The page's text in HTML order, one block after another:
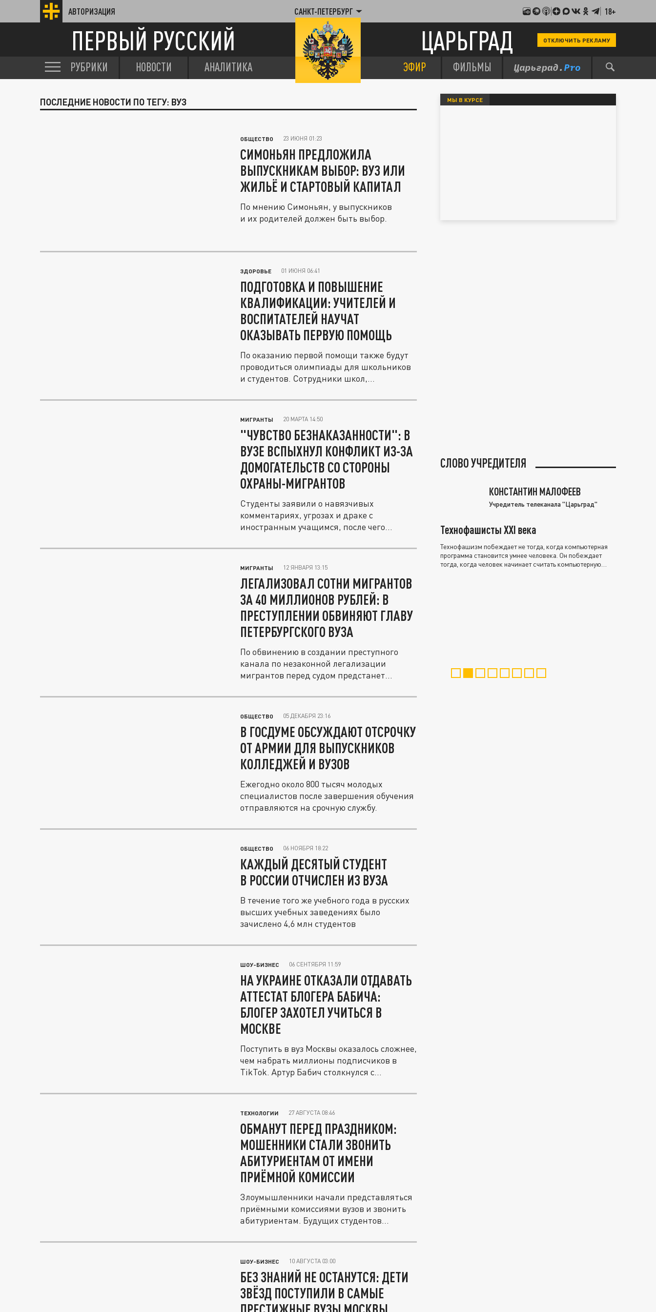
АВТОРИЗАЦИЯ САНКТ-ПЕТЕРБУРГ 18+
ПЕРВЫЙ РУССКИЙ ЦАРЬГРАД ОТКЛЮЧИТЬ РЕКЛАМУ
РУБРИКИ НОВОСТИ АНАЛИТИКА ЭФИР ФИЛЬМЫ
ПОСЛЕДНИЕ НОВОСТИ ПО ТЕГУ: ВУЗ
ОБЩЕСТВО 23 ИЮНЯ 01:23
СИМОНЬЯН ПРЕДЛОЖИЛА
ВЫПУСКНИКАМ ВЫБОР: ВУЗ ИЛИ
ЖИЛЬЁ И СТАРТОВЫЙ КАПИТАЛ
По мнению Симоньян, у выпускников
и их родителей должен быть выбор.
ЗДОРОВЬЕ 01 ИЮНЯ 06:41
ПОДГОТОВКА И ПОВЫШЕНИЕ
КВАЛИФИКАЦИИ: УЧИТЕЛЕЙ И
ВОСПИТАТЕЛЕЙ НАУЧАТ
ОКАЗЫВАТЬ ПЕРВУЮ ПОМОЩЬ
По оказанию первой помощи также будут
проводиться олимпиады для школьников
и студентов. Сотрудники школ,...
МИГРАНТЫ 20 МАРТА 14:50
"ЧУВСТВО БЕЗНАКАЗАННОСТИ": В
ВУЗЕ ВСПЫХНУЛ КОНФЛИКТ ИЗ-ЗА
ДОМОГАТЕЛЬСТВ СО СТОРОНЫ
ОХРАНЫ-МИГРАНТОВ
Студенты заявили о навязчивых
комментариях, угрозах и драке с
иностранным учащимся, после чего
МИГРАНТЫ 12 ЯНВАРЯ 13:15
ЛЕГАЛИЗОВАЛ СОТНИ МИГРАНТОВ
ЗА 40 МИЛЛИОНОВ РУБЛЕЙ: В
ПРЕСТУПЛЕНИИ ОБВИНЯЮТ ГЛАВУ
ПЕТЕРБУРГСКОГО ВУЗА
По обвинению в создании преступного
канала по незаконной легализации
мигрантов перед судом предстанет
ОБЩЕСТВО 05 ДЕКАБРЯ 23:16
В ГОСДУМЕ ОБСУЖДАЮТ ОТСРОЧКУ
ОТ АРМИИ ДЛЯ ВЫПУСКНИКОВ
КОЛЛЕДЖЕЙ И ВУЗОВ
Ежегодно около 800 тысяч молодых
специалистов после завершения обучения
отправляются на срочную службу.
ОБЩЕСТВО 06 НОЯБРЯ 18:22
КАЖДЫЙ ДЕСЯТЫЙ СТУДЕНТ
В РОССИИ ОТЧИСЛЕН ИЗ ВУЗА
В течение того же учебного года в русских
высших учебных заведениях было
зачислено 4,6 млн студентов
ШОУ-БИЗНЕС 06 СЕНТЯБРЯ 11:59
НА УКРАИНЕ ОТКАЗАЛИ ОТДАВАТЬ
АТТЕСТАТ БЛОГЕРА БАБИЧА:
БЛОГЕР ЗАХОТЕЛ УЧИТЬСЯ В
МОСКВЕ
Поступить в вуз Москвы оказалось сложнее,
чем набрать миллионы подписчиков в
TikTok. Артур Бабич столкнулся с...
ТЕХНОЛОГИИ 27 АВГУСТА 08:46
ОБМАНУТ ПЕРЕД ПРАЗДНИКОМ:
МОШЕННИКИ СТАЛИ ЗВОНИТЬ
АБИТУРИЕНТАМ ОТ ИМЕНИ
ПРИЁМНОЙ КОМИССИИ
Злоумышленники начали представляться
приёмными комиссиями вузов и звонить
абитуриентам. Будущих студентов...
ШОУ-БИЗНЕС 10 АВГУСТА 03:00
БЕЗ ЗНАНИЙ НЕ ОСТАНУТСЯ: ДЕТИ
ЗВЁЗД ПОСТУПИЛИ В САМЫЕ
МЫ В КУРСЕ
СЛОВО УЧРЕДИТЕЛЯ
КОНСТАНТИН МАЛОФЕЕВ
Учредитель телеканала "Царьград"
Технофашисты XXI века
Технофашизм побеждает не тогда, когда компьютерная
программа становится умнее человека. Он побеждает
тогда, когда человек начинает считать компьютерную